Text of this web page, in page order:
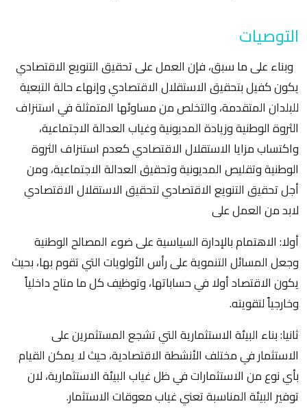
التوصيات
وبناء على ما سبق، فإن العمل على تحقيق التنويع الاقتصادي
يكون كفيل بتحقيق الاستقلال الاقتصادي وإنهاء حالة التبعية
للبلدان المتقدمة، والتخلص من مساوئها المتمثلة في استنزاف
الثروة الوطنية وزيادة المديونية وغياب العدالة الاجتماعية،
واكتساب مزايا الاستقلال الاقتصادي كعدم استنزاف الثروة
الوطنية وتقليص المديونية وتحقيق العدالة الاجتماعية، ومن
أجل تحقيق التنويع الاقتصادي لتحقيق الاستقلال الاقتصادي
لابد من العمل على
أولا: الاهتمام بالإدارة السياسية على ضوء المصالح الوطنية
وجعل المسائل التنموية على رأس الأولويات التي تقوم بها، بحيث
يكون الاقتصاد أولا في حساباتها، وتوظيف كل ما متاح داخلياً
وخارجياً لتقويته.
ثانيا: بناء البيئة الاستثمارية التي تشجع المستثمرين على
الاستثمار في مختلف الأنشطة الاقتصادية، حيث لا يمكن القيام
بأي نوع من الاستثمارات في ظل غياب البيئة الاستثمارية، لان
توفير البيئة المناسبة تعني غياب معوقات الاستثمار.